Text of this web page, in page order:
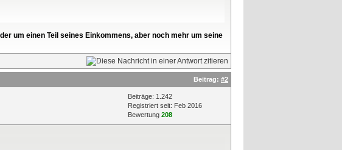
um einen Teil seines Einkommens, aber noch mehr um seine
Beitrag: #2
Beiträge: 1.242
Registriert seit: Feb 2016
Bewertung 208